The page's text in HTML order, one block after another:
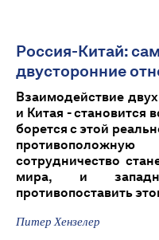
Россия-Китай:
двусторонние
Взаимодействие
и Китая - становится
борется с этой
сотрудничество
мира, и
противопоставить
Питер Хензелер